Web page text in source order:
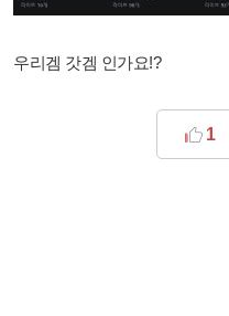
우리겜 갓겜 인가요!?
1